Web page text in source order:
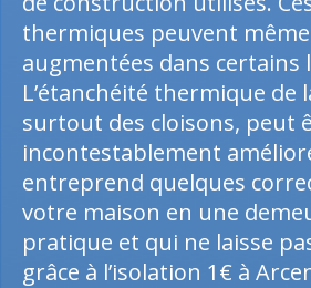
thermiques peuvent
augmentées dans certains
L’étanchéité thermique de
surtout des cloisons, peut
incontestablement
entreprend quelques
votre maison en une
pratique et qui ne laisse
grâce à l’isolation 1€ à